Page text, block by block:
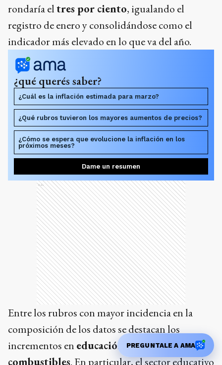
rondaría eltres por ciento, igualando el
registro de enero y consolidándose como el
indicador más elevado en lo que va del año.
¿qué querés saber?
¿Cuál es la inflación estimada para marzo?
¿Qué rubros tuvieron los mayores aumentos de precios?
¿Cómo se espera que evolucione la inflación en los
próximos meses?
Dame un resumen
Ads
Entre los rubros con mayor incidencia en la
composición de los datos se destacan los
incrementos en educación, canasta básica y
combustibles. En particular, el sector educativo
PREGUNTALE A AMA